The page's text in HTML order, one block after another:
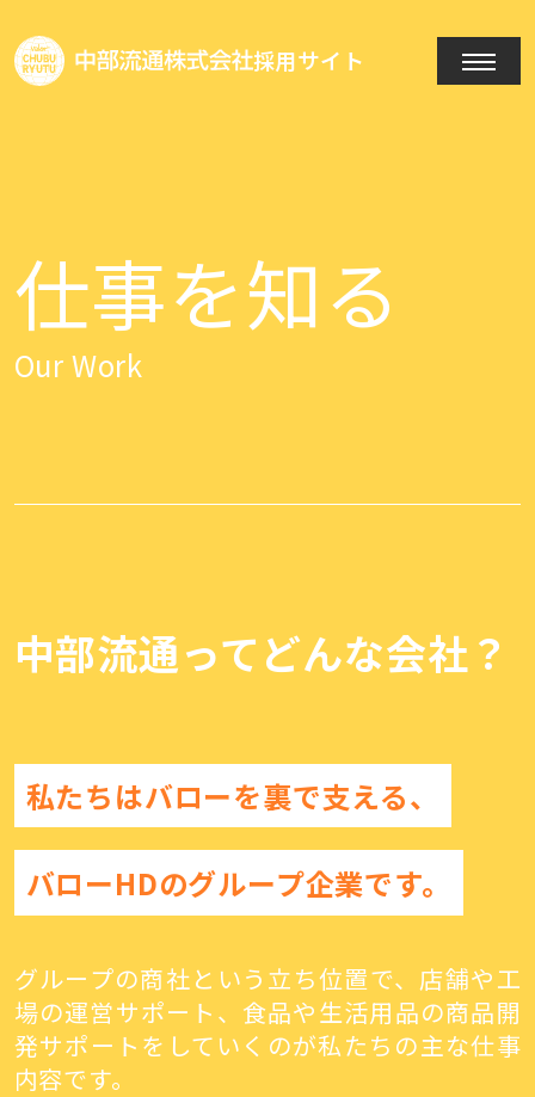
採用サイト
仕事を知る
Our Work
中部流通ってどんな会社？
私たちはバローを裏で支える、
バローHDのグループ企業です。
グループの商社という立ち位置で、店舗や工
場の運営サポート、食品や生活用品の商品開
発サポートをしていくのが私たちの主な仕事
内容です。